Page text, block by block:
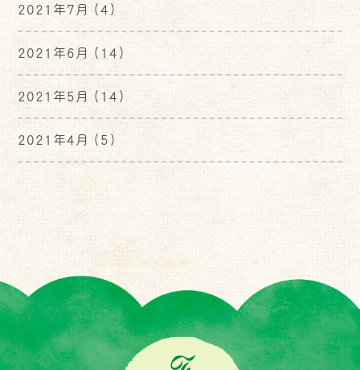
2021年7月 (4)
2021年6月 (14)
2021年5月 (14)
2021年4月 (5)